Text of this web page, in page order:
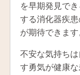
を早期発見で
する消化器疾
が期待できます
不安な気持ち
す勇気が健康